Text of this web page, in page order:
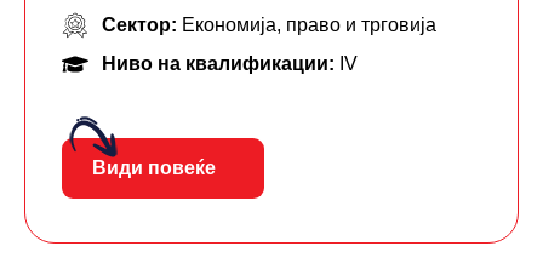
Сектор: Економија, право и трговија
Ниво на квалификации: IV
Види повеќе